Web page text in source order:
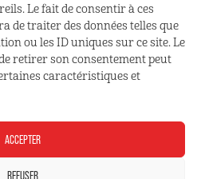
Le fait de consentir à ces
de traiter des données telles que
ou les ID uniques sur ce site. Le
retirer son consentement peut
caractéristiques et
ACCEPTER
REFUSER
VOUS !
et services qui vous sont
réservés